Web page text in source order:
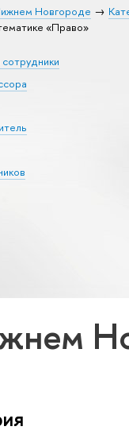
Новгороде
«Право»